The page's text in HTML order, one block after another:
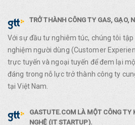
TRỞ THÀNH CÔNG TY GAS, GẠO,
Với sự đầu tư nghiêm túc, chúng tôi
nghiệm người dùng (Customer
trực tuyến và ngoại tuyến để đem lại
đáng trong nỗ lực trở thành công ty
tại Việt Nam.
GASTUTE.COM LÀ MỘT CÔNG TY
NGHỆ (IT STARTUP).